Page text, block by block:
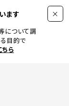
ます
について調
目的で
ちら